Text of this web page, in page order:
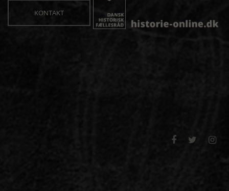
KONTAKT
  